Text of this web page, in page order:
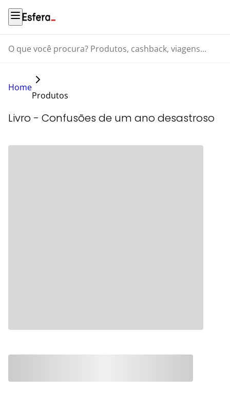
O que você procura? Produtos, cashback, viagens...
Home
Produtos
Livro - Confusões de um ano desastroso